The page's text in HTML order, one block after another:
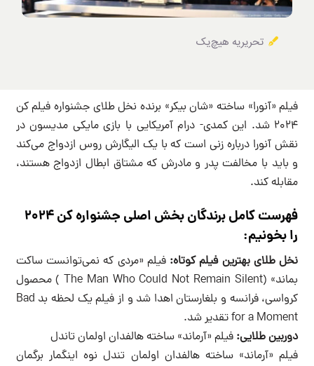
تحریریه هیچ‌یک
فیلم «آنورا» ساخته «شان بیکر» برنده نخل طلای جشنواره فیلم کن
۲۰۲۴ شد. این کمدی- درام آمریکایی با بازی مایکی مدیسون در
نقش آنورا درباره زنی است که با یک الیگارش روس ازدواج می‌کند
و باید با مخالفت پدر و مادرش که مشتاق ابطال ازدواج هستند،
مقابله کند.
فهرست کامل برندگان بخش اصلی جشنواره کن ۲۰۲۴
را بخونیم:
نخل طلای بهترین فیلم کوتاه: فیلم «مردی که نمی‌توانست ساکت
بماند» (The Man Who Could Not Remain Silent ) محصول
کرواسی، فرانسه و بلغارستان اهدا شد و از فیلم یک لحظه بد Bad
for a Moment تقدیر شد.
دوربین طلایی: فیلم «آرماند» ساخته هالفدان اولمان تاندل
فیلم «آرماند» ساخته هالفدان اولمان تندل نوه اینگمار برگمان